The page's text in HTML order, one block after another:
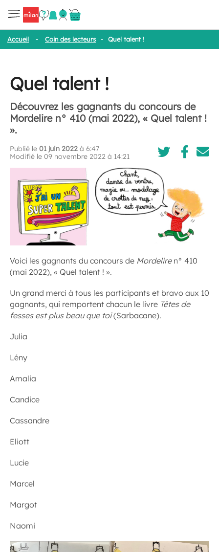
Accueil - Coin des lecteurs - Quel talent !
Quel talent !
Découvrez les gagnants du concours de
Mordelire n° 410 (mai 2022), « Quel talent !
».
Publié le 01 juin 2022 à 6:47
Modifié le 09 novembre 2022 à 14:21
Voici les gagnants du concours de Mordeliren° 410
(mai 2022), « Quel talent ! ».
Un grand merci à tous les participants et bravo aux 10
gagnants, qui remportent chacun le livre Têtes de
fesses est plus beau que toi(Sarbacane).
Julia
Lény
Amalia
Candice
Cassandre
Eliott
Lucie
Marcel
Margot
Naomi